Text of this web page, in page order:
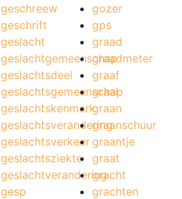
geschreew
geschrift
geslacht
geslachtgemeenschap
geslachtsdeel
geslachtsgemeenschap
geslachtskenmerk
geslachtsverandering
geslachtsverkeer
geslachtsziekte
geslachtverandering
gesp
gozer
gps
graad
graadmeter
graaf
graal
graan
graanschuur
graantje
graat
gracht
grachten